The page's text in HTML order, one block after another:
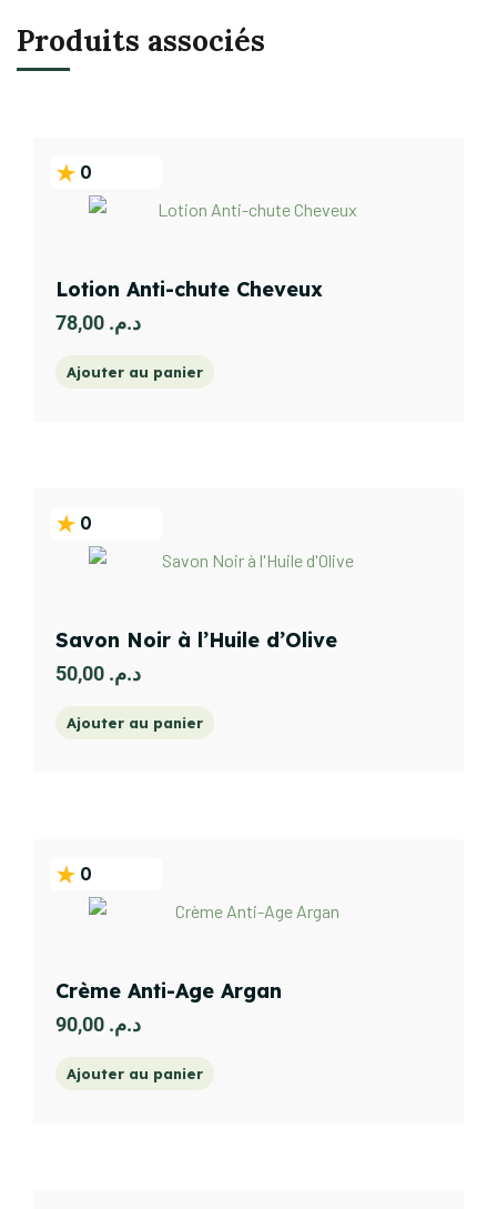
Produits associés
0
Lotion Anti-chute Cheveux
د.م.
Ajouter au panier
0
Savon Noir à l’Huile d’Olive
د.م.
Ajouter au panier
0
Crème Anti-Age Argan
د.م.
Ajouter au panier